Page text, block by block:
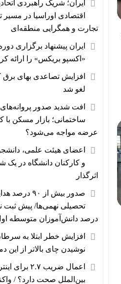
ایران؛ شریک راهبردی
اقتصادی اوراسیا در مسیر
تجارت و همگرایی منطقه‌ای
ایران پیشنهاد برگزاری
«اکسپو بریکس» را ارائه
افزایش تصاعدی بهای
لغو شد
افت شدید صدور پروانه‌های
ساختمانی؛ بازار مسکن با
عرضه مواجه می‌شود؟
اعضای هیئت علمی،
و کارکنان دانشگاه در یک
اثرگذار
صدور بیش از ۹۰
درصد دانش‌آموزان متوسطه
افزایش خطر ابتلا به
نوشیدن چای بالاتر از این
اعمال ضریب ۲.۷ برای
بین‌الملل صحت دارد؟ /